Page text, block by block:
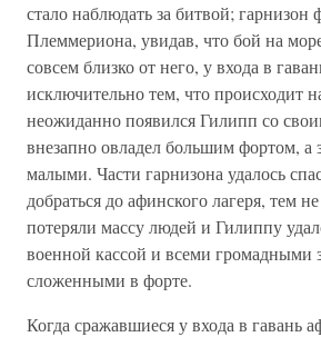
стало наблюдать за битвой; гарнизон
Племмериона, увидав, что бой на
совсем близко от него, у входа в
исключительно тем, что происходит
неожиданно появился Гилипп со
внезапно овладел большим фортом, а
малыми. Части гарнизона удалось
добраться до афинского лагеря, тем
потеряли массу людей и Гилиппу
военной кассой и всеми громадными
сложенными в форте.
Когда сражавшиеся у входа в гавань